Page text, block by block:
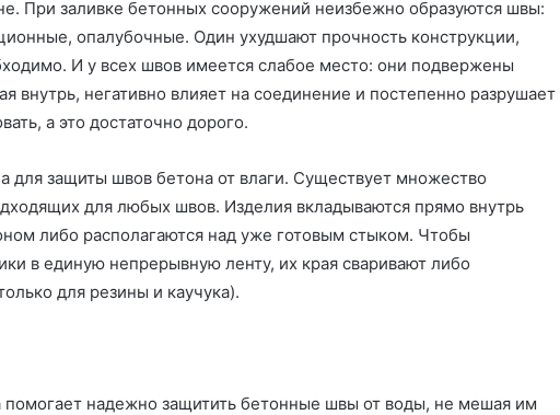
При заливке бетонных сооружений неизбежно образуются швы:
опалубочные. Один ухудшают прочность конструкции,
И у всех швов имеется слабое место: они подвержены
внутрь, негативно влияет на соединение и постепенно разрушает
а это достаточно дорого.
для защиты швов бетона от влаги. Существует множество
для любых швов. Изделия вкладываются прямо внутрь
либо располагаются над уже готовым стыком. Чтобы
в единую непрерывную ленту, их края сваривают либо
для резины и каучука).
помогает надежно защитить бетонные швы от воды, не мешая им